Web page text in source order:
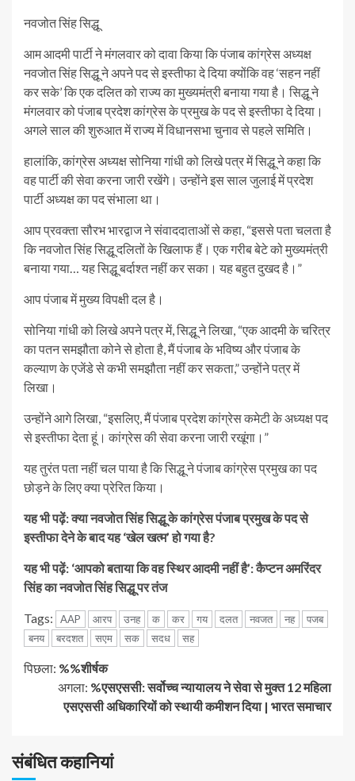
नवजोत सिंह सिद्धू
आम आदमी पार्टी ने मंगलवार को दावा किया कि पंजाब कांग्रेस अध्यक्ष
नवजोत सिंह सिद्धू ने अपने पद से इस्तीफा दे दिया क्योंकि वह ‘सहन नहीं
कर सके’ कि एक दलित को राज्य का मुख्यमंत्री बनाया गया है। सिद्धू ने
मंगलवार को पंजाब प्रदेश कांग्रेस के प्रमुख के पद से इस्तीफा दे दिया।
अगले साल की शुरुआत में राज्य में विधानसभा चुनाव से पहले समिति।
हालांकि, कांग्रेस अध्यक्ष सोनिया गांधी को लिखे पत्र में सिद्धू ने कहा कि
वह पार्टी की सेवा करना जारी रखेंगे। उन्होंने इस साल जुलाई में प्रदेश
पार्टी अध्यक्ष का पद संभाला था।
आप प्रवक्ता सौरभ भारद्वाज ने संवाददाताओं से कहा, “इससे पता चलता है
कि नवजोत सिंह सिद्धू दलितों के खिलाफ हैं। एक गरीब बेटे को मुख्यमंत्री
बनाया गया… यह सिद्धू बर्दाश्त नहीं कर सका। यह बहुत दुखद है।”
आप पंजाब में मुख्य विपक्षी दल है।
सोनिया गांधी को लिखे अपने पत्र में, सिद्धू ने लिखा, “एक आदमी के चरित्र
का पतन समझौता कोने से होता है, मैं पंजाब के भविष्य और पंजाब के
कल्याण के एजेंडे से कभी समझौता नहीं कर सकता,” उन्होंने पत्र में
लिखा।
उन्होंने आगे लिखा, “इसलिए, मैं पंजाब प्रदेश कांग्रेस कमेटी के अध्यक्ष पद
से इस्तीफा देता हूं। कांग्रेस की सेवा करना जारी रखूंगा।”
यह तुरंत पता नहीं चल पाया है कि सिद्धू ने पंजाब कांग्रेस प्रमुख का पद
छोड़ने के लिए क्या प्रेरित किया।
यह भी पढ़ें: क्या नवजोत सिंह सिद्धू के कांग्रेस पंजाब प्रमुख के पद से
इस्तीफा देने के बाद यह ‘खेल खत्म’ हो गया है?
यह भी पढ़ें: ‘आपको बताया कि वह स्थिर आदमी नहीं है’: कैप्टन अमरिंदर
सिंह का नवजोत सिंह सिद्धू पर तंज
Tags: AAP आरप उनह क कर गय दलत नवजत नह
पजब
बनय
बरदशत सएम सक सदध सह
जारी
रहे
पिछला: %%शीर्षक
अगला: %एसएससी: सर्वोच्च न्यायालय ने सेवा से मुक्त 12 महिला
एसएससी अधिकारियों को स्थायी कमीशन दिया | भारत समाचार
संबंधित कहानियां